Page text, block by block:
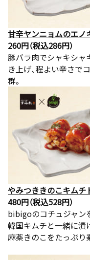
甘辛ヤンニョムのエノ
260円（税込286円）
豚バラ肉でシャキシャ
き上げ、程よい辛さで
群。
やみつききのこキムチ
480円（税込528円）
bibigoのコチュジャン
韓国キムチと一緒に漬
麻薬きのこをたっぷり